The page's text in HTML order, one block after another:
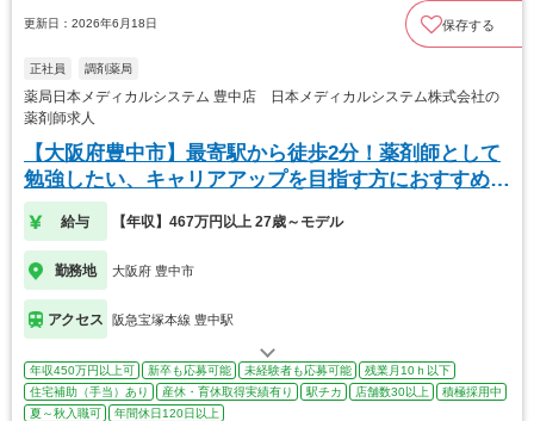
更新日：2026年6月18日 保存する
正社員 調剤薬局
薬局日本メディカルシステム 豊中店 日本メディカルシステム株式会社の
薬剤師求人
【大阪府豊中市】最寄駅から徒歩2分！薬剤師として
勉強したい、キャリアアップを目指す方におすすめで
す。
給与 【年収】467万円以上 27歳～モデル
勤務地 大阪府 豊中市
アクセス 阪急宝塚本線 豊中駅
年収450万円以上可 新卒も応募可能 未経験者も応募可能
残業月10ｈ以下
住宅補助（手当）あり
産休・育休取得実績有り 駅チカ 店舗数30以上
積極採用中
夏～秋入職可
年間休日120日以上